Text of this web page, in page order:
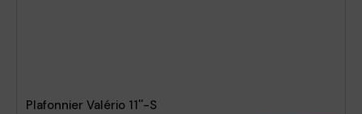
Plafonnier Valério 11''-S